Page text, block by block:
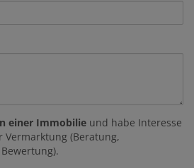
einer Immobilie und habe Interesse
(Beratung,